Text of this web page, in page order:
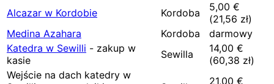
Alcazar w Kordobie
Kordoba 5,00 €
(21,56 zł)
Medina Azahara
Kordoba
darmowy
Katedra w Sewilli - zakup w
kasie
Sewilla 14,00 €
(60,38 zł)
Wejście na dach katedry w
21,00 €